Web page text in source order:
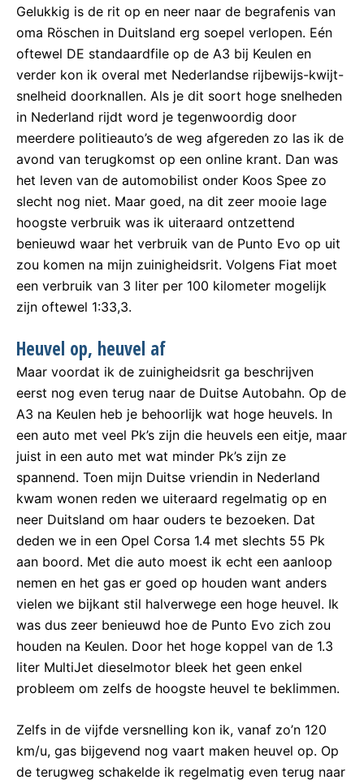
Gelukkig is de rit op en neer naar de begrafenis van
oma Röschen in Duitsland erg soepel verlopen. Eén
oftewel DE standaardfile op de A3 bij Keulen en
verder kon ik overal met Nederlandse rijbewijs-kwijt-
snelheid doorknallen. Als je dit soort hoge snelheden
in Nederland rijdt word je tegenwoordig door
meerdere politieauto’s de weg afgereden zo las ik de
avond van terugkomst op een online krant. Dan was
het leven van de automobilist onder Koos Spee zo
slecht nog niet. Maar goed, na dit zeer mooie lage
hoogste verbruik was ik uiteraard ontzettend
benieuwd waar het verbruik van de Punto Evo op uit
zou komen na mijn zuinigheidsrit. Volgens Fiat moet
een verbruik van 3 liter per 100 kilometer mogelijk
zijn oftewel 1:33,3.
Heuvel op, heuvel af
Maar voordat ik de zuinigheidsrit ga beschrijven
eerst nog even terug naar de Duitse Autobahn. Op de
A3 na Keulen heb je behoorlijk wat hoge heuvels. In
een auto met veel Pk’s zijn die heuvels een eitje, maar
juist in een auto met wat minder Pk’s zijn ze
spannend. Toen mijn Duitse vriendin in Nederland
kwam wonen reden we uiteraard regelmatig op en
neer Duitsland om haar ouders te bezoeken. Dat
deden we in een Opel Corsa 1.4 met slechts 55 Pk
aan boord. Met die auto moest ik echt een aanloop
nemen en het gas er goed op houden want anders
vielen we bijkant stil halverwege een hoge heuvel. Ik
was dus zeer benieuwd hoe de Punto Evo zich zou
houden na Keulen. Door het hoge koppel van de 1.3
liter MultiJet dieselmotor bleek het geen enkel
probleem om zelfs de hoogste heuvel te beklimmen.
Zelfs in de vijfde versnelling kon ik, vanaf zo’n 120
km/u, gas bijgevend nog vaart maken heuvel op. Op
de terugweg schakelde ik regelmatig even terug naar